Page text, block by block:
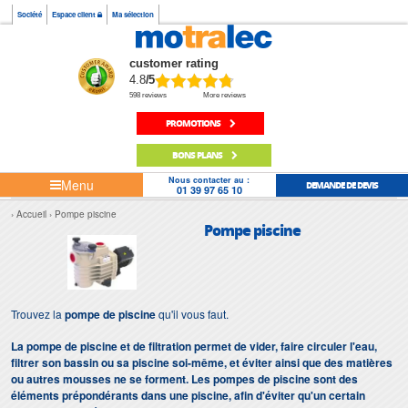
Société Espace client Ma sélection
customer rating
4.8/5
598 reviews More reviews
PROMOTIONS
BONS PLANS
Menu Nous contacter au :
01 39 97 65 10 DEMANDE DE DEVIS
Accueil Pompe piscine
Pompe piscine
Trouvez la pompe de piscinequ'il vous faut.
La pompe de piscine et de filtration permet de vider, faire circuler l'eau,
filtrer son bassin ou sa piscine soi-même, et éviter ainsi que des matières
ou autres mousses ne se forment. Les pompes de piscine sont des
éléments prépondérants dans une piscine, afin d'éviter qu'un certain